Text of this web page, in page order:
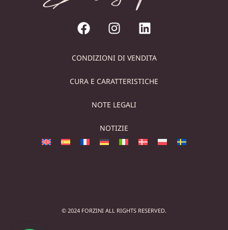
CONDIZIONI DI VENDITA
CURA E CARATTERISTICHE
NOTE LEGALI
NOTIZIE
© 2024 FORZINI ALL RIGHTS RESERVED.